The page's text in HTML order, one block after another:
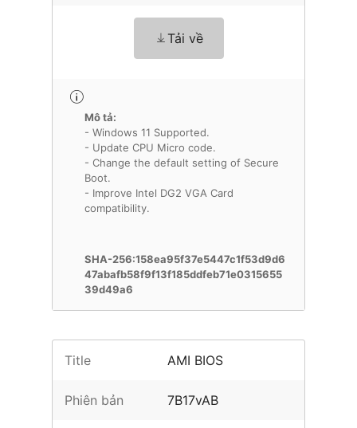
Tải về
Mô tả:
- Windows 11 Supported.
- Update CPU Micro code.
- Change the default setting of Secure
Boot.
- Improve Intel DG2 VGA Card
compatibility.
SHA-256:158ea95f37e5447c1f53d9d6
47abafb58f9f13f185ddfeb71e0315655
39d49a6
Title AMI BIOS
Phiên bản 7B17vAB